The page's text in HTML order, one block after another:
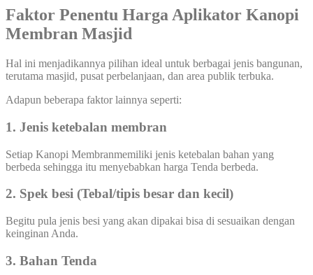
Faktor Penentu Harga Aplikator Kanopi
Membran Masjid
Hal ini menjadikannya pilihan ideal untuk berbagai jenis bangunan,
terutama masjid, pusat perbelanjaan, dan area publik terbuka.
Adapun beberapa faktor lainnya seperti:
1. Jenis ketebalan membran
Setiap Kanopi Membranmemiliki jenis ketebalan bahan yang
berbeda sehingga itu menyebabkan harga Tenda berbeda.
2. Spek besi (Tebal/tipis besar dan kecil)
Begitu pula jenis besi yang akan dipakai bisa di sesuaikan dengan
keinginan Anda.
3. Bahan Tenda